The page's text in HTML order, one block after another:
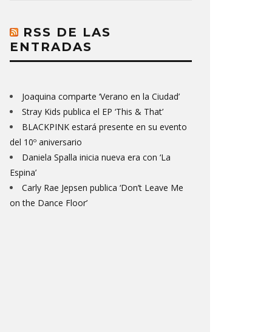
RSS DE LAS
ENTRADAS
Joaquina comparte ‘Verano en la Ciudad’
Stray Kids publica el EP ‘This & That’
BLACKPINK estará presente en su evento
del 10º aniversario
Daniela Spalla inicia nueva era con ‘La
Espina’
Carly Rae Jepsen publica ‘Don’t Leave Me
on the Dance Floor’